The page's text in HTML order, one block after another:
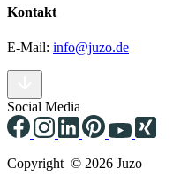
Kontakt
E-Mail: info@juzo.de
Social Media
Copyright